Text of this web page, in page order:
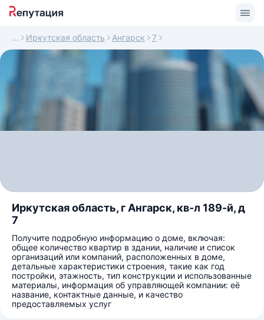
Иркутская область Ангарск 7
Иркутская область, г Ангарск, кв-л 189-й, д
7
Получите подробную информацию о доме, включая:
общее количество квартир в здании, наличие и список
организаций или компаний, расположенных в доме,
детальные характеристики строения, такие как год
постройки, этажность, тип конструкции и использованные
материалы, информация об управляющей компании: её
название, контактные данные, и качество
предоставляемых услуг